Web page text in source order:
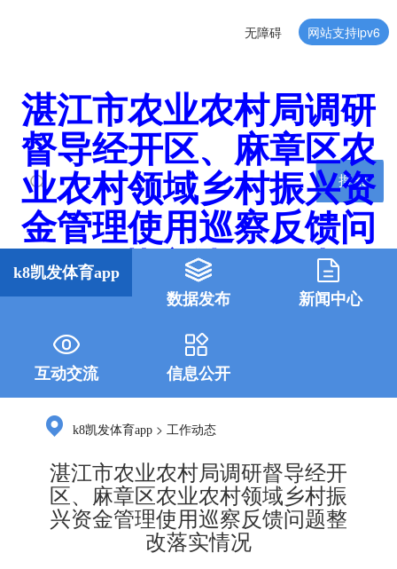
无障碍 网站支持ipv6
湛江市农业农村局调研
督导经开区、麻章区农
业农村领域乡村振兴资
金管理使用巡察反馈问
题整改落实情况-k8凯发
体育app
搜索
k8凯发体育app
数据发布
新闻中心
互动交流 信息公开
k8凯发体育app >工作动态
湛江市农业农村局调研督导经开
区、麻章区农业农村领域乡村振
兴资金管理使用巡察反馈问题整
改落实情况